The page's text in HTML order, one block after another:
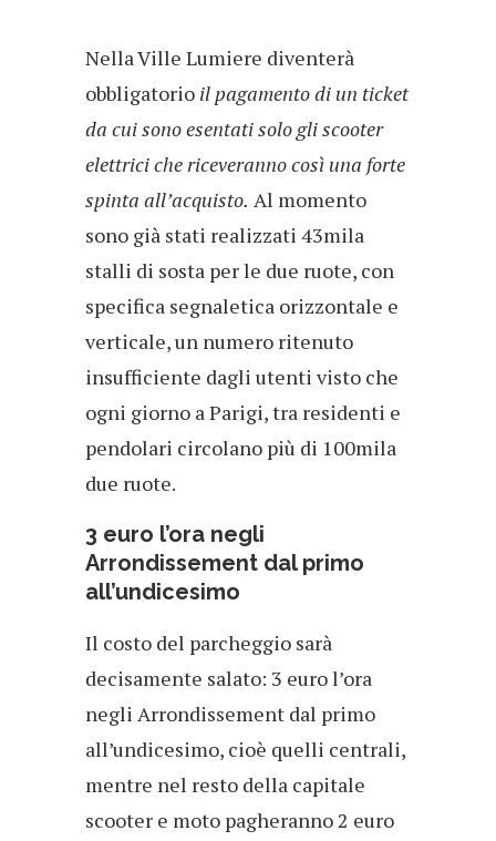
Nella Ville Lumiere diventerà
obbligatorio il pagamento di un ticket
da cui sono esentati solo gli scooter
elettrici che riceveranno così una forte
spinta all’acquisto. Al momento
sono già stati realizzati 43mila
stalli di sosta per le due ruote, con
specifica segnaletica orizzontale e
verticale, un numero ritenuto
insufficiente dagli utenti visto che
ogni giorno a Parigi, tra residenti e
pendolari circolano più di 100mila
due ruote.
3 euro l’ora negli
Arrondissement dal primo
all’undicesimo
Il costo del parcheggio sarà
decisamente salato: 3 euro l’ora
negli Arrondissement dal primo
all’undicesimo, cioè quelli centrali,
mentre nel resto della capitale
scooter e moto pagheranno 2 euro